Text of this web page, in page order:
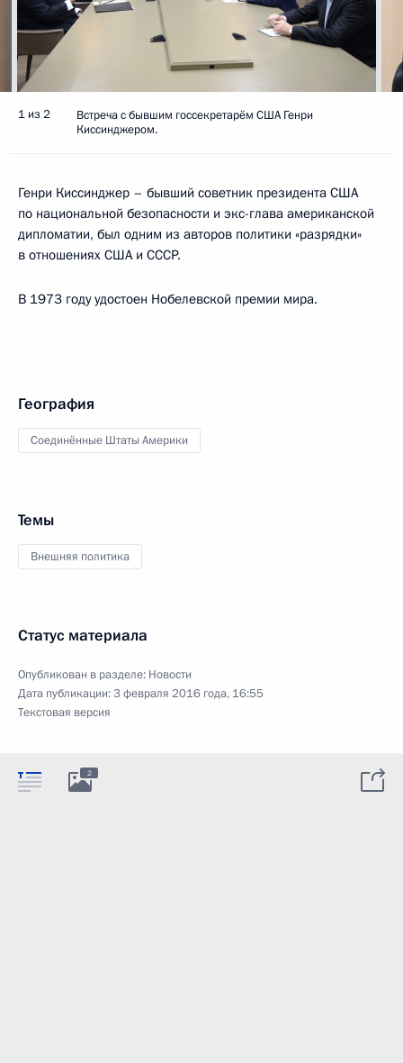
1 из 2
Встреча с бывшим госсекретарём США Генри
Киссинджером.
Генри Киссинджер – бывший советник президента США
по национальной безопасности и экс-глава американской
дипломатии, был одним из авторов политики «разрядки»
в отношениях США и СССР.
В 1973 году удостоен Нобелевской премии мира.
География
Соединённые Штаты Америки
Темы
Внешняя политика
Статус материала
Опубликован в разделе: Новости
Дата публикации:3 февраля 2016 года, 16:55
Текстовая версия
2